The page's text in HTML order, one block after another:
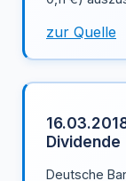
zur Quelle
Dividende
Deutsche